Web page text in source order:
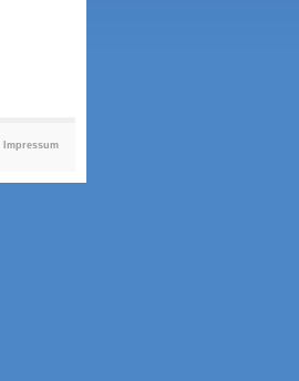
Impressum